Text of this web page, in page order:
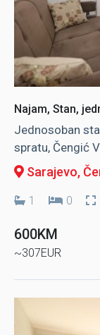
Najam, Stan,
Jednosoban
spratu, Čengić
Sarajevo,
1 0
600KM
~307EUR